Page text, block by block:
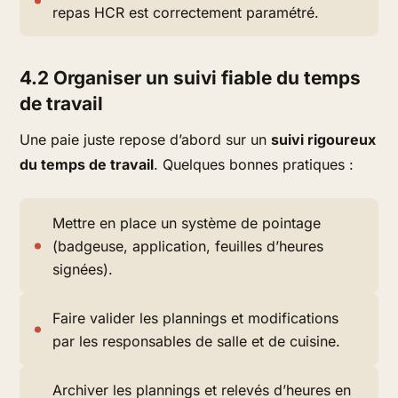
repas HCR est correctement paramétré.
4.2 Organiser un suivi fiable du temps
de travail
Une paie juste repose d’abord sur unsuivi rigoureux
du temps de travail. Quelques bonnes pratiques :
Mettre en place un système de pointage
(badgeuse, application, feuilles d’heures
signées).
Faire valider les plannings et modifications
par les responsables de salle et de cuisine.
Archiver les plannings et relevés d’heures en